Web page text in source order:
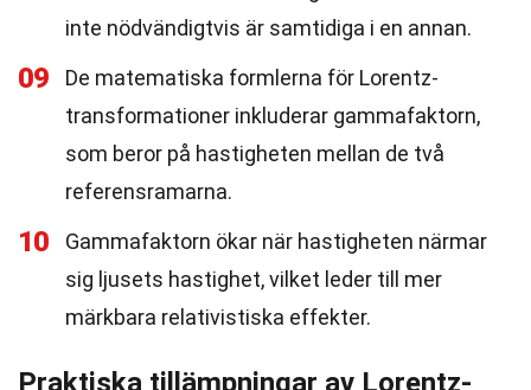
inte nödvändigtvis är samtidiga i en annan.
09
De matematiska formlerna för Lorentz-
transformationer inkluderar gammafaktorn,
som beror på hastigheten mellan de två
referensramarna.
10
Gammafaktorn ökar när hastigheten närmar
sig ljusets hastighet, vilket leder till mer
märkbara relativistiska effekter.
Praktiska tillämpningar av Lorentz-